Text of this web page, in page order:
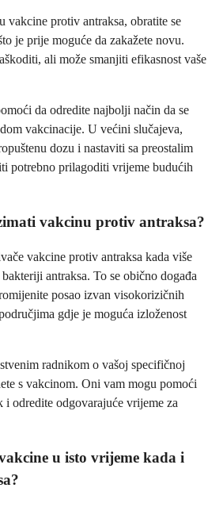
vakcine protiv antraksa, obratite se
je prije moguće da zakažete novu.
ali može smanjiti efikasnost vaše
da odredite najbolji način da se
vakcinacije. U većini slučajeva,
dozu i nastaviti sa preostalim
potrebno prilagoditi vrijeme budućih
vakcinu protiv antraksa?
vakcine protiv antraksa kada više
antraksa. To se obično događa
posao izvan visokorizičnih
gdje je moguća izloženost
radnikom o vašoj specifičnoj
s vakcinom. Oni vam mogu pomoći
odredite odgovarajuće vrijeme za
u isto vrijeme kada i